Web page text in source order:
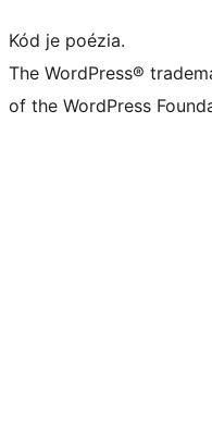
Kód je poézia.
The WordPress®
of the WordPress